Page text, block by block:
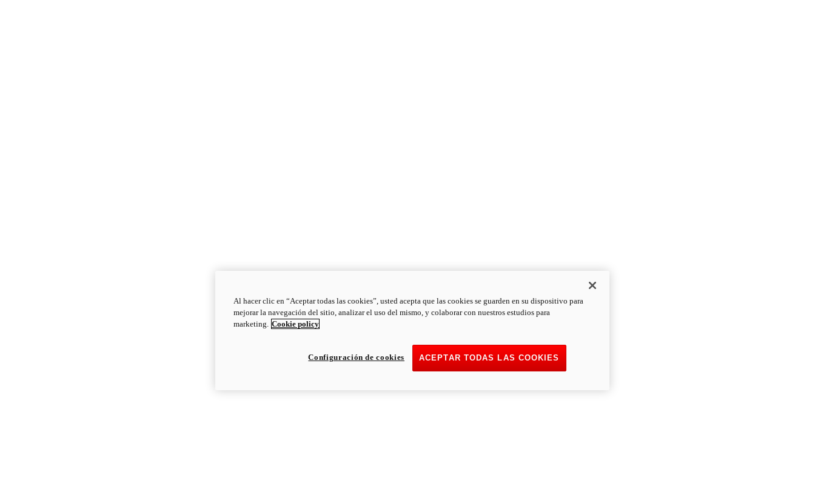
Al hacer clic en “Aceptar todas las cookies”, usted acepta que las cookies se guarden en su dispositivo para
mejorar la navegación del sitio, analizar el uso del mismo, y colaborar con nuestros estudios para
marketing. Cookie policy
ACEPTAR TODAS LAS COOKIES
Configuración de cookies